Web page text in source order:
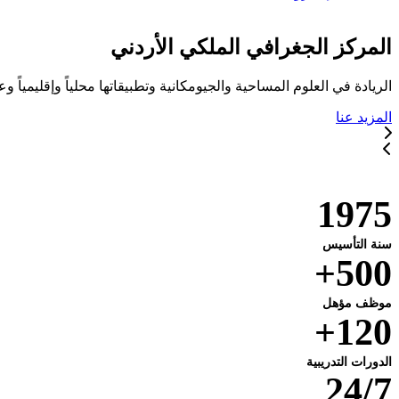
المركز الجغرافي الملكي الأردني
الريادة في العلوم المساحية والجيومكانية وتطبيقاتها محلياً وإقليمياً
المزيد عنا
1975
سنة التأسيس
500+
موظف مؤهل
120+
الدورات التدريبية